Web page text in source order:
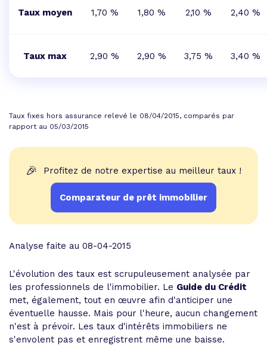
Taux moyen 1,70 % 1,80 % 2,10 % 2,40 %
Taux max 2,90 % 2,90 % 3,75 % 3,40 %
Taux fixes hors assurance relevé le 08/04/2015, comparés par
rapport au 05/03/2015
🎉 Profitez de notre expertise au meilleur taux !
Comparateur de prêt immobilier
Analyse faite au 08-04-2015
L'évolution des taux est scrupuleusement analysée par
les professionnels de l'immobilier. Le Guide du Crédit
met, également, tout en œuvre afin d'anticiper une
éventuelle hausse. Mais pour l'heure, aucun changement
n'est à prévoir. Les taux d'intérêts immobiliers ne
s'envolent pas et enregistrent même une baisse.